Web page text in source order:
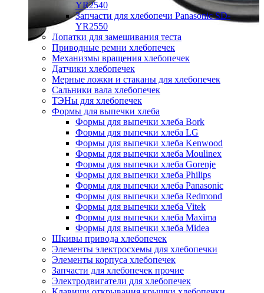
YR2540
Запчасти для хлебопечи Panasonic SD-
YR2550
Лопатки для замешивания теста
Приводные ремни хлебопечек
Механизмы вращения хлебопечек
Датчики хлебопечек
Мерные ложки и стаканы для хлебопечек
Сальники вала хлебопечек
ТЭНы для хлебопечек
Формы для выпечки хлеба
Формы для выпечки хлеба Bork
Формы для выпечки хлеба LG
Формы для выпечки хлеба Kenwood
Формы для выпечки хлеба Moulinex
Формы для выпечки хлеба Gorenje
Формы для выпечки хлеба Philips
Формы для выпечки хлеба Panasonic
Формы для выпечки хлеба Redmond
Формы для выпечки хлеба Vitek
Формы для выпечки хлеба Maxima
Формы для выпечки хлеба Midea
Шкивы привода хлебопечек
Элементы электросхемы для хлебопечки
Элементы корпуса хлебопечек
Запчасти для хлебопечек прочие
Электродвигатели для хлебопечек